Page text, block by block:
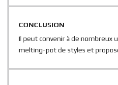
CONCLUSION
Il peut convenir à de nombreux
melting-pot de styles et